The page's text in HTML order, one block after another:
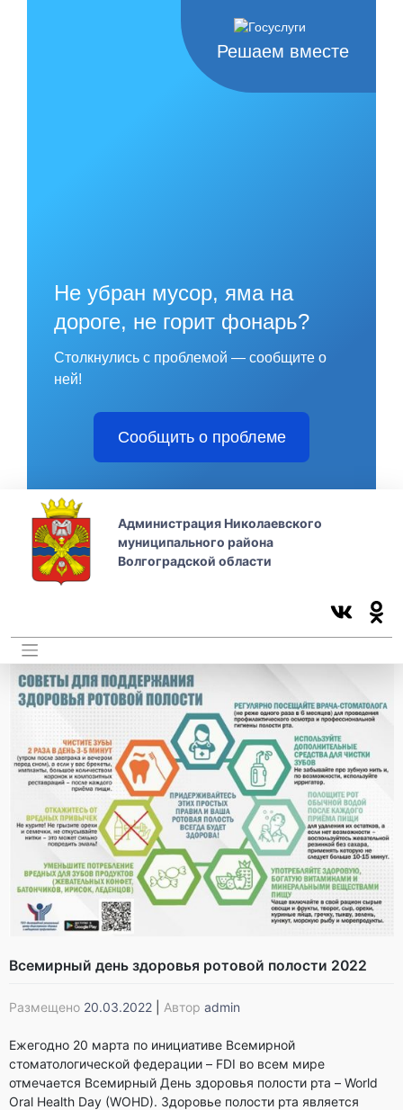
Решаем вместе
Не убран мусор, яма на
дороге, не горит фонарь?
Столкнулись с проблемой — сообщите о
ней!
Сообщить о проблеме
Администрация Николаевского
муниципального района
Волгоградской области
Всемирный день здоровья ротовой полости 2022
Размещено 20.03.2022 Автор admin
Ежегодно 20 марта по инициативе Всемирной
стоматологической федерации – FDI во всем мире
отмечается Всемирный День здоровья полости рта – World
Oral Health Day (WOHD). Здоровье полости рта является